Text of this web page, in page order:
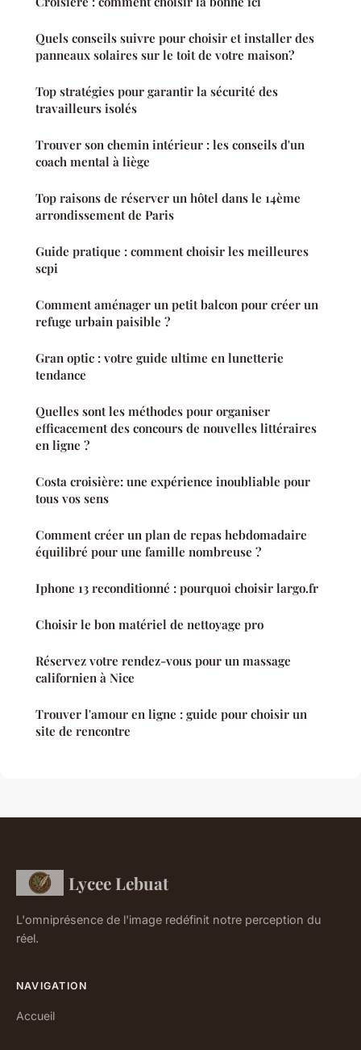
Quels conseils suivre pour choisir et installer des
panneaux solaires sur le toit de votre maison?
Top stratégies pour garantir la sécurité des
travailleurs isolés
Trouver son chemin intérieur : les conseils d'un
coach mental à liège
Top raisons de réserver un hôtel dans le 14ème
arrondissement de Paris
Guide pratique : comment choisir les meilleures
scpi
Comment aménager un petit balcon pour créer un
refuge urbain paisible ?
Gran optic : votre guide ultime en lunetterie
tendance
Quelles sont les méthodes pour organiser
efficacement des concours de nouvelles littéraires
en ligne ?
Costa croisière: une expérience inoubliable pour
tous vos sens
Comment créer un plan de repas hebdomadaire
équilibré pour une famille nombreuse ?
Iphone 13 reconditionné : pourquoi choisir largo.fr
Choisir le bon matériel de nettoyage pro
Réservez votre rendez-vous pour un massage
californien à Nice
Trouver l'amour en ligne : guide pour choisir un
site de rencontre
Lycee Lebuat
L'omniprésence de l'image redéfinit notre perception du
réel.
NAVIGATION
Accueil